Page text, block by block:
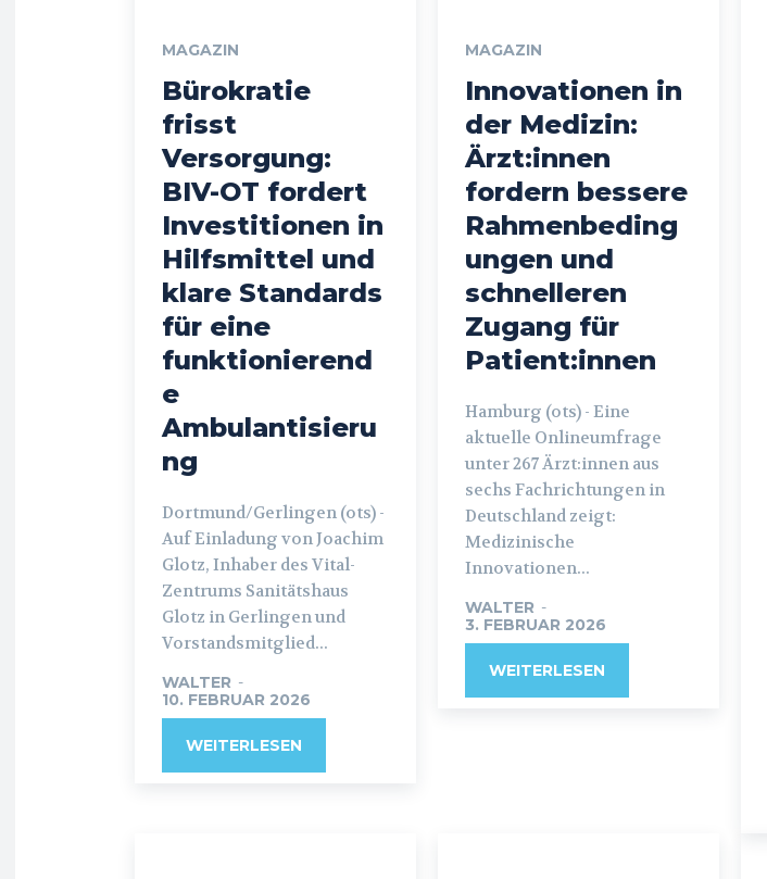
MAGAZIN
Bürokratie
frisst
Versorgung:
BIV-OT fordert
Investitionen in
Hilfsmittel und
klare Standards
für eine
funktionierend
e
Ambulantisieru
ng
Dortmund/Gerlingen (ots) -
Auf Einladung von Joachim
Glotz, Inhaber des Vital-
Zentrums Sanitätshaus
Glotz in Gerlingen und
Vorstandsmitglied...
WALTER -
10. FEBRUAR 2026
WEITERLESEN
MAGAZIN
Innovationen in
der Medizin:
Ärzt:innen
fordern bessere
Rahmenbeding
ungen und
schnelleren
Zugang für
Patient:innen
Hamburg (ots) - Eine
aktuelle Onlineumfrage
unter 267 Ärzt:innen aus
sechs Fachrichtungen in
Deutschland zeigt:
Medizinische
Innovationen...
WALTER -
3. FEBRUAR 2026
WEITERLESEN